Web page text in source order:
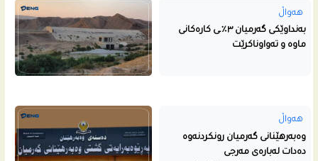
هەواڵ
بەنداوێکی گەرمیان ٣٪ـی کارەکانی
ماوە و تەواوناکرێت
هەواڵ
وەبەرهێنانی گەرمیان رونکردنەوە
دەدات لەبارەی مەرجی